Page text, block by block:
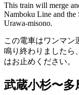
This train will merge
Namboku Line and the
Urawa-misono.
この電車はワンマン
鳴り終わりましたら
はお止めください。
武蔵小杉〜多